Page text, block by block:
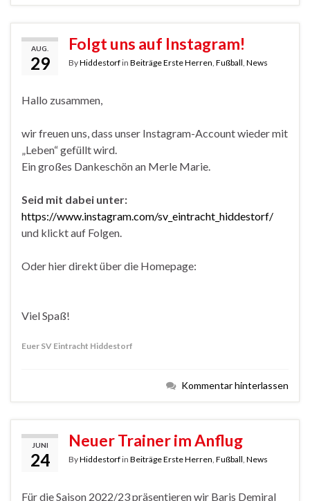
AUG.
29
Folgt uns auf Instagram!
ByHiddestorfin Beiträge Erste Herren, Fußball, News
Hallo zusammen,
wir freuen uns, dass unser Instagram-Account wieder mit
„Leben“ gefüllt wird.
Ein großes Dankeschön an Merle Marie.
Seid mit dabei unter:
https://www.instagram.com/sv_eintracht_hiddestorf/
und klickt auf Folgen.
Oder hier direkt über die Homepage:
Viel Spaß!
Euer SV Eintracht Hiddestorf
Kommentar hinterlassen
JUNI
24
Neuer Trainer im Anflug
ByHiddestorfin Beiträge Erste Herren, Fußball, News
Für die Saison 2022/23 präsentieren wir Baris Demiral